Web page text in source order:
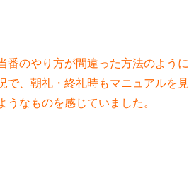
のやり方が間違った方法のように
で、朝礼・終礼時もマニュアルを見
なものを感じていました。